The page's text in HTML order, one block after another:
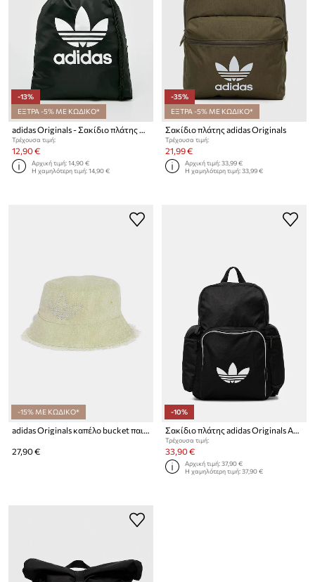
-13%
ΕΞΤΡΑ -5% ΜΕ ΚΩΔΙΚΟ*
Τρέχουσα τιμή:
12,90 €
Αρχική τιμή:14,90 €
Η χαμηλότερη τιμή:14,90 €
-35%
ΕΞΤΡΑ -5% ΜΕ ΚΩΔΙΚΟ*
Σακίδιο πλάτης adidas Originals
Τρέχουσα τιμή:
21,99 €
Αρχική τιμή:33,99 €
Η χαμηλότερη τιμή:33,99 €
-15% ΜΕ ΚΩΔΙΚΟ*
adidas Originals καπέλο bucket παιδικό ντένιμ
27,90 €
-10%
Σακίδιο πλάτης adidas Originals Adicolor
Τρέχουσα τιμή:
33,90 €
Αρχική τιμή:37,90 €
Η χαμηλότερη τιμή:37,90 €